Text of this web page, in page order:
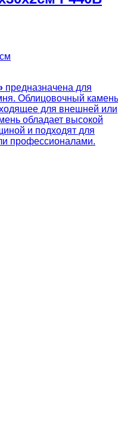
предназначена для
Облицовочный камень
для внешней или
обладает высокой
и подходят для
профессионалами.